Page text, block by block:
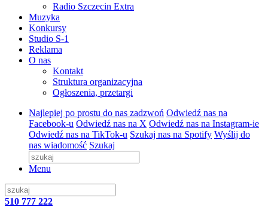
Radio Szczecin Extra
Muzyka
Konkursy
Studio S-1
Reklama
O nas
Kontakt
Struktura organizacyjna
Ogłoszenia, przetargi
Najlepiej po prostu do nas zadzwoń Odwiedź nas na
Facebook-u Odwiedź nas na X Odwiedź nas na Instagram-ie
Odwiedź nas na TikTok-u Szukaj nas na Spotify Wyślij do
nas wiadomość Szukaj
Menu
510 777 222